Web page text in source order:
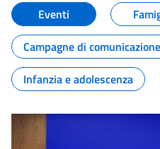
Eventi
Campagne di comunicazione
Infanzia e adolescenza